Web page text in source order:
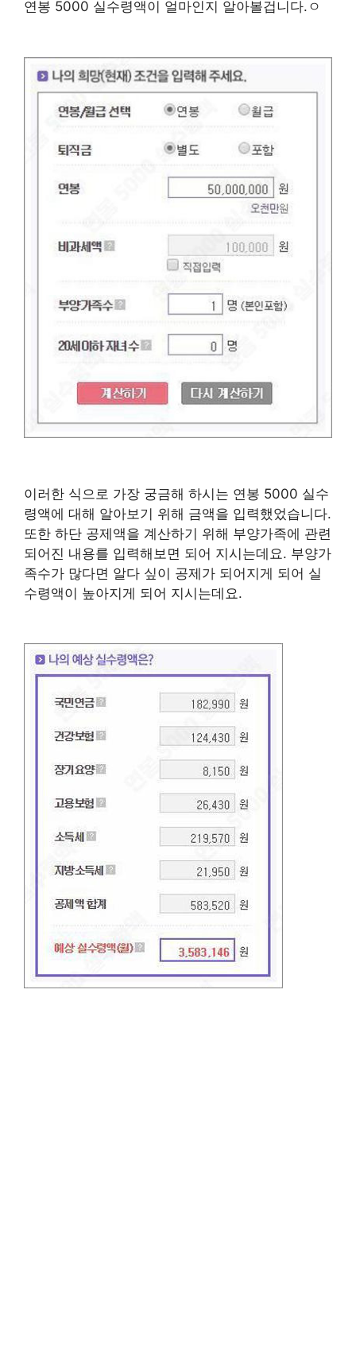
연봉 5000 실수령액이 얼마인지 알아볼겁니다.ㅇ
이러한 식으로 가장 궁금해 하시는 연봉 5000 실수
령액에 대해 알아보기 위해 금액을 입력했었습니다.
또한 하단 공제액을 계산하기 위해 부양가족에 관련
되어진 내용를 입력해보면 되어 지시는데요. 부양가
족수가 많다면 알다 싶이 공제가 되어지게 되어 실
수령액이 높아지게 되어 지시는데요.